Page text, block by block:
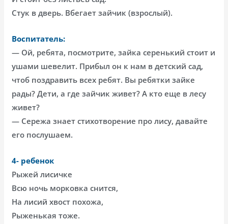
Стук в дверь. Вбегает зайчик (взрослый).
Воспитатель:
— Ой, ребята, посмотрите, зайка серенький стоит и
ушами шевелит. Прибыл он к нам в детский сад,
чтоб поздравить всех ребят. Вы ребятки зайке
рады? Дети, а где зайчик живет? А кто еще в лесу
живет?
— Сережа знает стихотворение про лису, давайте
его послушаем.
4- ребенок
Рыжей лисичке
Всю ночь морковка снится,
На лисий хвост похожа,
Рыженькая тоже.